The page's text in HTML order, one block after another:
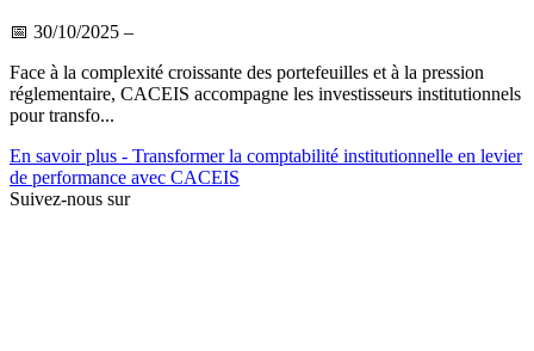
📅 30/10/2025 –
Face à la complexité croissante des portefeuilles et à la pression
réglementaire, CACEIS accompagne les investisseurs institutionnels
pour transfo...
En savoir plus - Transformer la comptabilité institutionnelle en levier
de performance avec CACEIS
Suivez-nous sur